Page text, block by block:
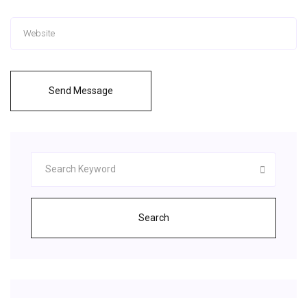
Send Message
Search